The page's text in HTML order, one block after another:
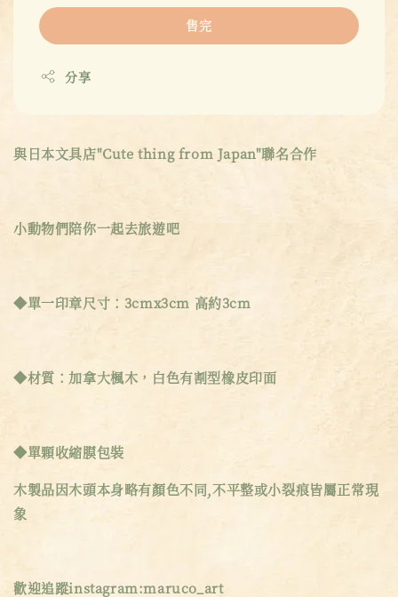
售完
分享
與日本文具店"Cute thing from Japan"聯名合作
小動物們陪你一起去旅遊吧
◆單一印章尺寸：3cmx3cm 高約3cm
◆材質：加拿大楓木，白色有割型橡皮印面
◆單顆收縮膜包裝
木製品因木頭本身略有顏色不同,不平整或小裂痕皆屬正常現
象
歡迎追蹤instagram:maruco_art